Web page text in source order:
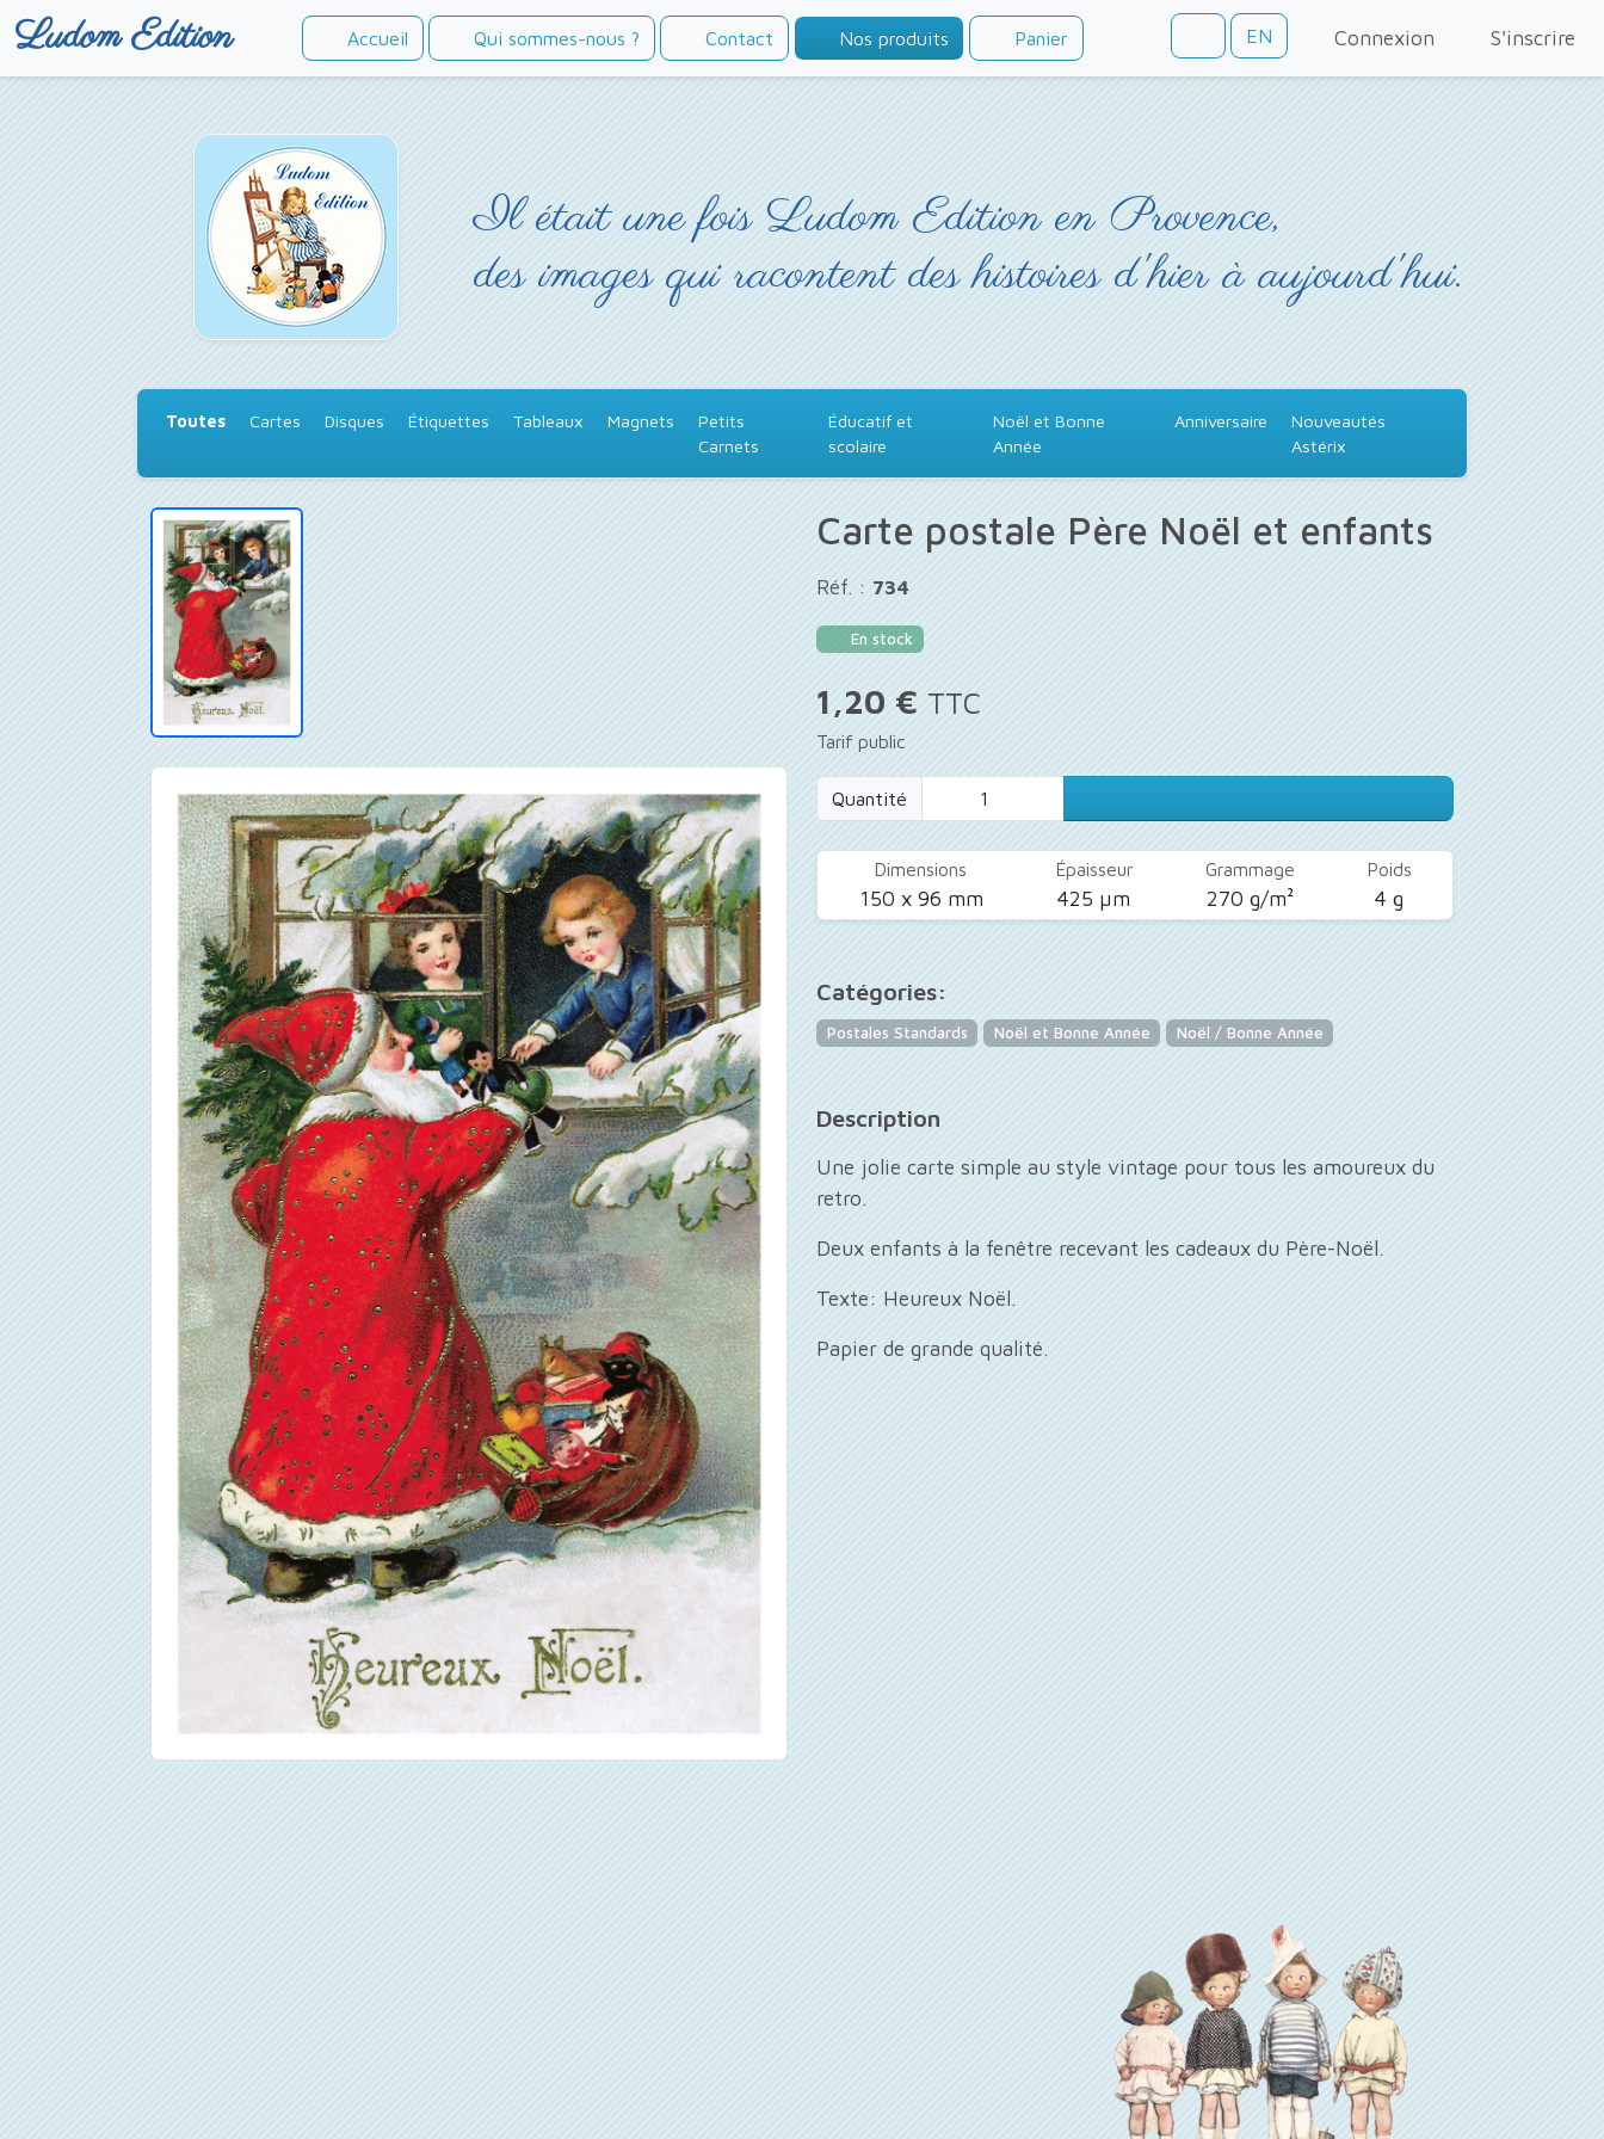
Ludom Edition Accueil Qui sommes-nous ? Contact Nos produits Panier EN Connexion S'inscrire
Il était une fois Ludom Edition en Provence,
des images qui racontent des histoires d'hier à aujourd'hui.
Toutes Cartes Disques Étiquettes Tableaux Magnets
Petits
Carnets
Éducatif et
scolaire
Noël et Bonne
Année
Anniversaire
Nouveautés
Astérix
Carte postale Père Noël et enfants
Réf. : 734
En stock
1,20 € TTC
Tarif public
Quantité
Dimensions
150 x 96 mm
Épaisseur
425 µm
Grammage
270 g/m²
Poids
4 g
Catégories:
Postales Standards Noël et Bonne Année Noël / Bonne Année
Description
Une jolie carte simple au style vintage pour tous les amoureux du
retro.
Deux enfants à la fenêtre recevant les cadeaux du Père-Noël.
Texte: Heureux Noël.
Papier de grande qualité.